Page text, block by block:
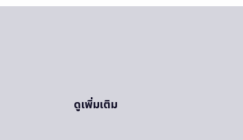
ดูเพิ่มเติม